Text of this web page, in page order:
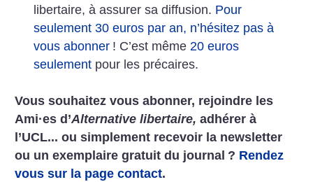
libertaire, à assurer sa diffusion. Pour
seulement 30 euros par an, n’hésitez pas à
vous abonner ! C’est même 20 euros
seulementpour les précaires.
Vous souhaitez vous abonner, rejoindre les
Ami·es d’Alternative libertaire, adhérer à
l’UCL... ou simplement recevoir la newsletter
ou un exemplaire gratuit du journal ? Rendez
vous sur la page contact.